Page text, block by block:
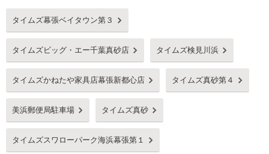
タイムズ幕張ベイタウン第３
タイムズビッグ・エー千葉真砂店 タイムズ検見川浜
タイムズかねたや家具店幕張新都心店 タイムズ真砂第４
美浜郵便局駐車場 タイムズ真砂
タイムズスワローパーク海浜幕張第１